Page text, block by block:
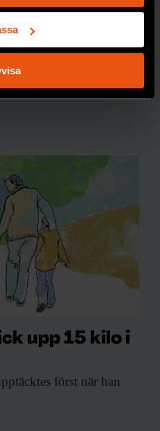
att aktivt skanna den
(fingeravtryck)
uppgifter
vår trafik. Vi
identifierare och annan
sociala medier och
vi samarbetar med.
informationen med annan
eller som de har
tjänster.
upp 15 kilo i
först när han